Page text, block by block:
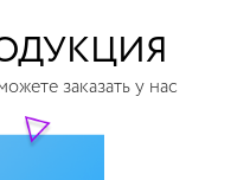
заказать у нас